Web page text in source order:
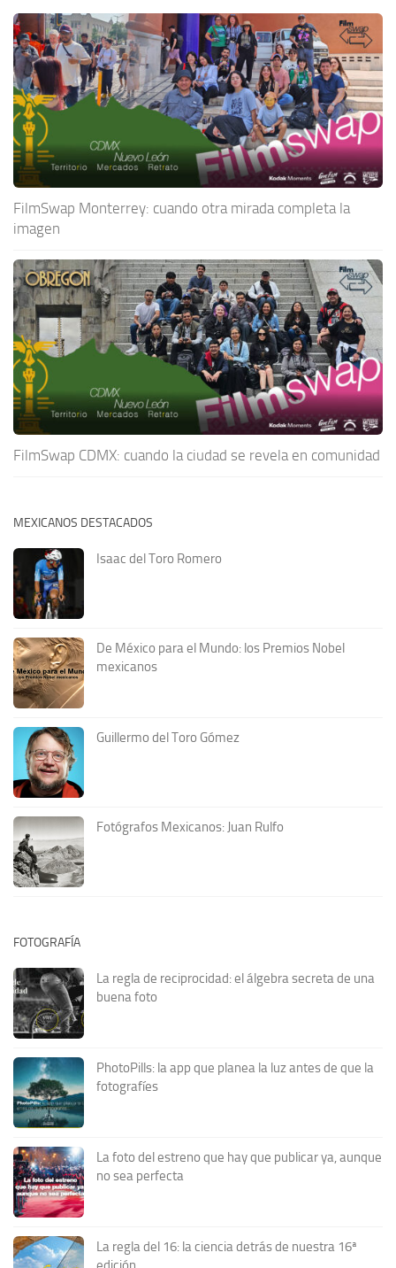
FilmSwap Monterrey: cuando otra mirada completa la
imagen
FilmSwap CDMX: cuando la ciudad se revela en comunidad
MEXICANOS DESTACADOS
Isaac del Toro Romero
De México para el Mundo: los Premios Nobel
mexicanos
Guillermo del Toro Gómez
Fotógrafos Mexicanos: Juan Rulfo
FOTOGRAFÍA
La regla de reciprocidad: el álgebra secreta de una
buena foto
PhotoPills: la app que planea la luz antes de que la
fotografíes
La foto del estreno que hay que publicar ya, aunque
no sea perfecta
La regla del 16: la ciencia detrás de nuestra 16ª